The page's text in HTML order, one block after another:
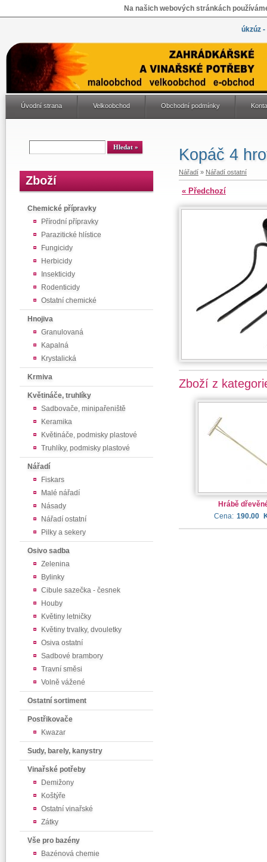
Na našich webových stránkách
úkzúz
Úvodní strana Velkoobchod Obchodní podmínky
Zboží
Chemické přípravky
Přírodní přípravky
Parazitické hlístice
Fungicidy
Herbicidy
Insekticidy
Rodenticidy
Ostatní chemické
Hnojiva
Granulovaná
Kapalná
Krystalická
Krmiva
Květináče, truhlíky
Sadbovače, minipařeniště
Keramika
Květináče, podmisky plastové
Truhlíky, podmisky plastové
Nářadí
Fiskars
Malé nářadí
Násady
Nářadí ostatní
Pilky a sekery
Osivo sadba
Zelenina
Bylinky
Cibule sazečka - česnek
Houby
Květiny letničky
Květiny trvalky, dvouletky
Osiva ostatní
Sadbové brambory
Travní směsi
Volně vážené
Ostatní sortiment
Postřikovače
Kwazar
Sudy, barely, kanystry
Vinařské potřeby
Demižony
Koštýře
Ostatní vinařské
Zátky
Vše pro bazény
Bazénová chemie
Kopáč 4
Nářadí » Nářadí ostatní
« Předchozí
Zboží z
Hrábě
Cena: 190.00